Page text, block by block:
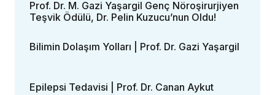
Prof. Dr. M. Gazi Yaşargil Genç Nöroşirurjiyen
Teşvik Ödülü, Dr. Pelin Kuzucu’nun Oldu!
Bilimin Dolaşım Yolları | Prof. Dr. Gazi Yaşargil
Epilepsi Tedavisi | Prof. Dr. Canan Aykut